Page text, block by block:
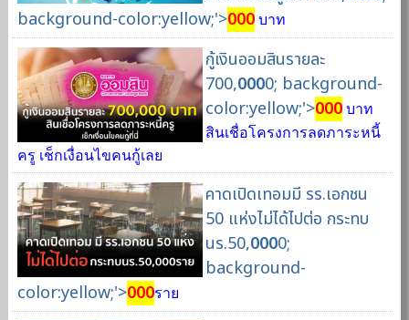
background-color:yellow;'>000 บาท
กู้เงินออมสินรายละ
700,0000; background-
color:yellow;'>000บาท
สินเชื่อโครงการลดภาระหนี้
ครู เช็กเงื่อนไขคนกู้เลย
คาดเปิดเทอมมี รร.เอกชน
50 แห่งไม่ได้ไปต่อ กระทบ
นร.50,0000;
background-
color:yellow;'>000ราย